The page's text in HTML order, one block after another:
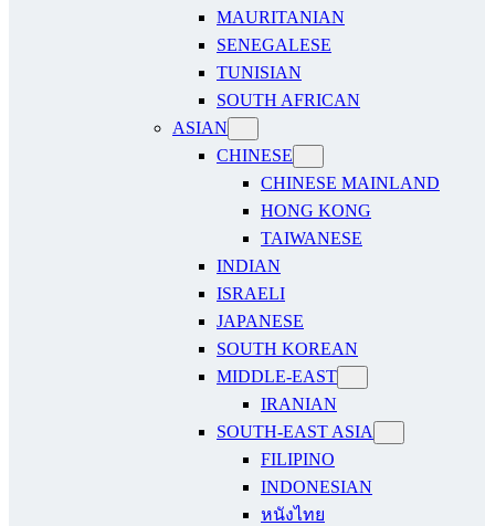
MAURITANIAN
SENEGALESE
TUNISIAN
SOUTH AFRICAN
ASIAN
CHINESE
CHINESE MAINLAND
HONG KONG
TAIWANESE
INDIAN
ISRAELI
JAPANESE
SOUTH KOREAN
MIDDLE-EAST
IRANIAN
SOUTH-EAST ASIA
FILIPINO
INDONESIAN
หนังไทย